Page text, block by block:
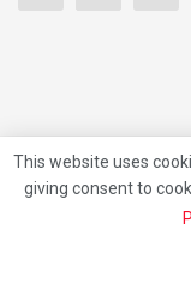
About
This website uses
giving consent to